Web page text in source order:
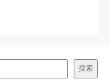
搜索